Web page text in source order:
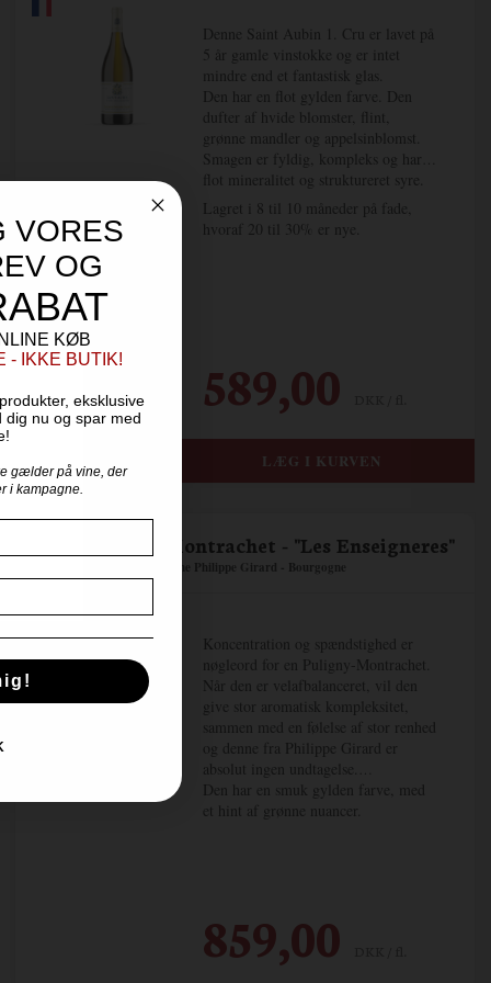
Denne Saint Aubin 1. Cru er lavet på
5 år gamle vinstokke og er i ntet
mindre end et fantastisk glas.
Den har en flot gylden farve. Den
dufter af hvide blomster, flint,
grønne mandler og appelsinblomst.
Smagen er fyldig, kompleks og har
flot mineralitet og struktureret syre.
Lagret i 8 til 10 måneder på fade,
hvoraf 20 til 30% er nye.
589,00
2023 Puligny-Montrachet - "Les Enseigneres"
Domaine Philippe Girard - Bourgogne
Koncentration og spændstighed er
nøgleord for en Puligny-Montrachet.
Når den er velafbalanceret, vil den
give stor aromatisk kompleksitet,
sammen med en følelse af stor renhed
og denne fra Philippe Girard er
absolut ingen undtagelse.
Den har en smuk gylden farve, med
et hint af grønne nuancer.
859,00
VORES
OG
KØB
- IKKE BUTIK!
eksklusive
dig nu og spar med
gælder på vine, der
i kampagne.